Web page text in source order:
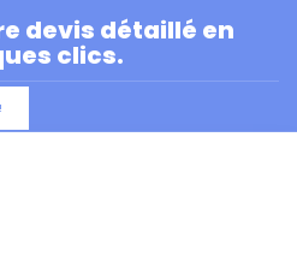
devis détaillé en
clics.